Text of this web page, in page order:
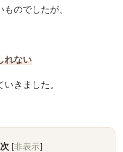
のでしたが、
れない
きました。
[非表示]